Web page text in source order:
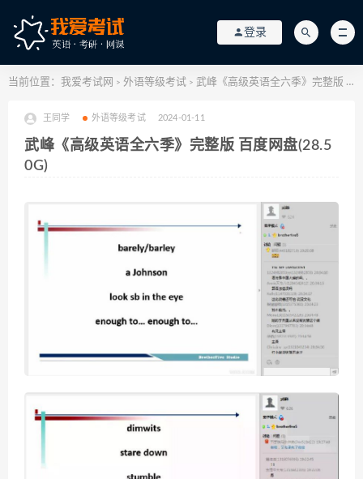
登录
当前位置： 我爱考试网 > 外语等级考试 > 武峰《高级英语全六季》完整版 百度网盘(28.50G)
王同学 外语等级考试 2024-01-11
武峰《高级英语全六季》完整版 百度网盘(28.5
0G)